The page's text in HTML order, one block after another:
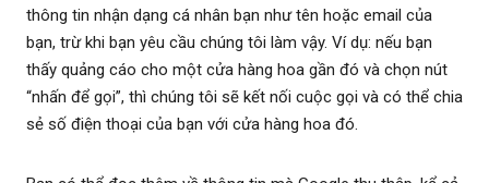
thông tin nhận dạng cá nhân bạn như tên hoặc email của
bạn, trừ khi bạn yêu cầu chúng tôi làm vậy. Ví dụ: nếu bạn
thấy quảng cáo cho một cửa hàng hoa gần đó và chọn nút
“nhấn để gọi”, thì chúng tôi sẽ kết nối cuộc gọi và có thể chia
sẻ số điện thoại của bạn với cửa hàng hoa đó.